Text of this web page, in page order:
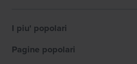
I piu' popolari
Pagine popolari